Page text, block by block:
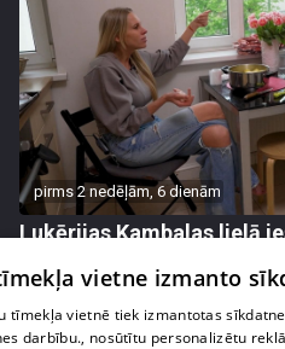
pirms 2 nedēļām, 6 dienām
Lukērijas Kambalas lielā
sarežģījumiem
71. epizode
vietne izmanto
tīmekļa vietnē tiek izmantotas
darbību., nosūtītu personalizētu